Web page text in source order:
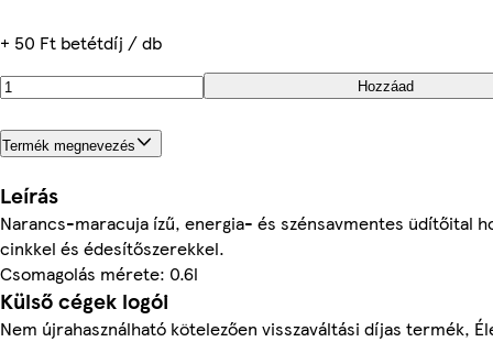
+ 50 Ft betétdíj / db
Hozzáad
Termék megnevezés
Leírás
Narancs-maracuja ízű, energia- és szénsavmentes üdítőital
cinkkel és édesítőszerekkel.
Csomagolás mérete: 0.6l
Külső cégek logói
Nem újrahasználható kötelezően visszaváltási díjas termék,